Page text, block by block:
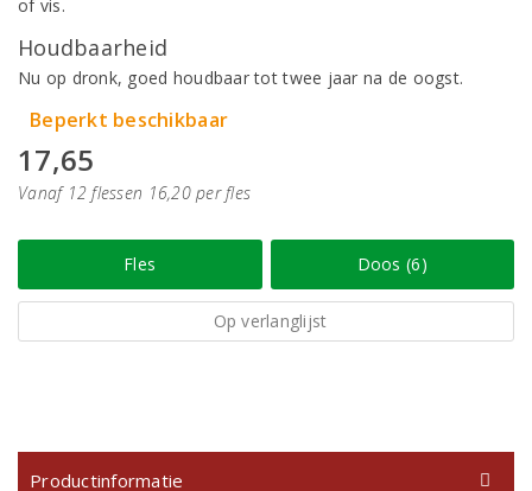
of vis.
Houdbaarheid
Nu op dronk, goed houdbaar tot twee jaar na de oogst.
Beperkt beschikbaar
17,65
Vanaf 12 flessen 16,20 per fles
Fles Doos (6)
Op verlanglijst
Productinformatie